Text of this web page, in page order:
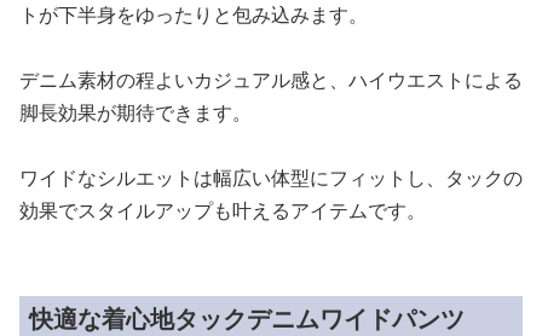
トが下半身をゆったりと包み込みます。
デニム素材の程よいカジュアル感と、ハイウエストによる
脚長効果が期待できます。
ワイドなシルエットは幅広い体型にフィットし、タックの
効果でスタイルアップも叶えるアイテムです。
快適な着心地タックデニムワイドパンツ